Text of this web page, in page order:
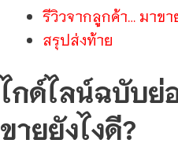
รีวิวจากลูกค้า… มาขา
สรุปส่งท้าย
ไกด์ไลน์ฉบับย่
ขายยังไงดี?